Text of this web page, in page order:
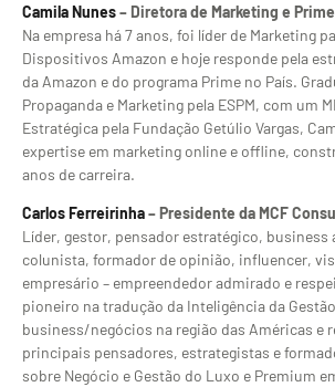
Camila Nunes– Diretora de Marketing e
Na empresa há 7 anos, foi líder de Marketing
Dispositivos Amazon e hoje responde pela
da Amazon e do programa Prime no País.
Propaganda e Marketing pela ESPM, com um
Estratégica pela Fundação Getúlio Vargas,
expertise em marketing online e offline,
anos de carreira.
Carlos Ferreirinha– Presidente da MCF
Líder, gestor, pensador estratégico, business
colunista, formador de opinião, influencer,
empresário – empreendedor admirado e
pioneiro na tradução da Inteligência da
business/negócios na região das Américas e
principais pensadores, estrategistas e
sobre Negócio e Gestão do Luxo e Premium